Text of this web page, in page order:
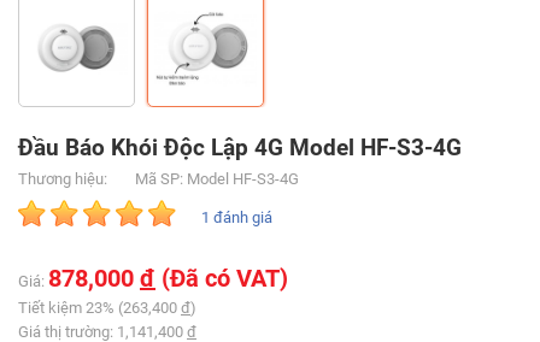
Đầu Báo Khói Độc Lập 4G Model HF-S3-4G
Thương hiệu: Mã SP: Model HF-S3-4G
1 đánh giá
Giá: 878,000 đ (Đã có VAT)
Tiết kiệm 23% (263,400 đ)
Giá thị trường: 1,141,400 đ